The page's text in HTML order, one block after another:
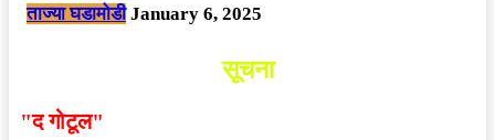
ताज्या घडामोडी January 6, 2025
सूचना
"द गोटूल"